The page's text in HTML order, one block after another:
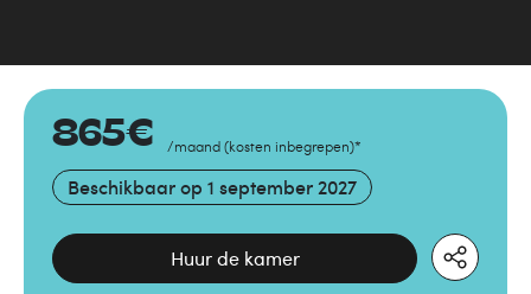
865€ /maand (kosten inbegrepen)*
Beschikbaar op 1 september 2027
Huur de kamer